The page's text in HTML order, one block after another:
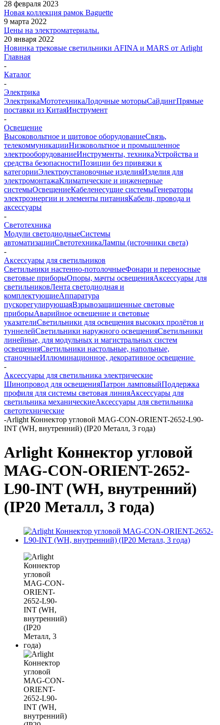
28 февраля 2023
Новая коллекция рамок Baguette
9 марта 2022
Цены на электроматериалы.
20 января 2022
Новинка трековые светильники AFINA и MARS от Arlight
Главная
-
Каталог
-
Электрика
ЭлектрикаМототехникаЛодочные моторыСайдингПрямые
поставки из КитаяИнструмент
-
Освещение
Высоковольтное и щитовое оборудованиеСвязь,
телекоммуникацииНизковольтное и промышленное
электрооборудованиеИнструменты, техникаУстройства и
средства безопасностиПозиции без привязки к
категорииЭлектроустановочные изделияИзделия для
электромонтажаКлиматические и инженерные
системыОсвещениеКабеленесущие системыГенераторы
электроэнергии и элементы питанияКабели, провода и
аксессуары
-
Светотехника
Модули светодиодныеСистемы
автоматизацииСветотехникаЛампы (источники света)
-
Аксессуары для светильников
Светильники настенно-потолочныеФонари и переносные
световые приборыОпоры, мачты освещенияАксессуары для
светильниковЛента светодиодная и
комплектующиеАппаратура
пускорегулирующаяВзрывозащищенные световые
приборыАварийное освещение и световые
указателиСветильники для освещения высоких пролётов и
туннелейСветильники наружного освещенияСветильники
линейные, для модульных и магистральных систем
освещенияСветильники настольные, напольные,
станочныеИллюминационное, декоративное освещение
-
Аксессуары для светильника электрические
Шинопровод для освещенияПатрон ламповыйПоддержка
профиля для системы световая линияАксессуары для
светильника механическиеАксессуары для светильника
светотехнические
-Arlight Коннектор угловой MAG-CON-ORIENT-2652-L90-
INT (WH, внутренний) (IP20 Металл, 3 года)
Arlight Коннектор угловой
MAG-CON-ORIENT-2652-
L90-INT (WH, внутренний)
(IP20 Металл, 3 года)